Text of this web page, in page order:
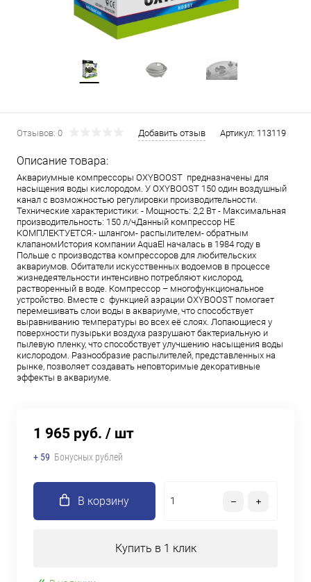
Отзывов: 0 Добавить отзыв Артикул: 113119
Описание товара:
Аквариумные компрессоры OXYBOOST предназначены для
насыщения воды кислородом. У OXYBOOST 150 один воздушный
канал с возможностью регулировки производительности.
Технические характеристики: - Мощность: 2,2 Вт - Максимальная
производительность: 150 л/чДанный компрессор НЕ
КОМПЛЕКТУЕТСЯ:- шлангом- распылителем- обратным
клапаномИстория компании AquaEl началась в 1984 году в
Польше с производства компрессоров для любительских
аквариумов. Обитатели искусственных водоемов в процессе
жизнедеятельности интенсивно потребляют кислород,
растворенный в воде. Компрессор – многофункциональное
устройство. Вместе с функцией аэрации OXYBOOST помогает
перемешивать слои воды в аквариуме, что способствует
выравниванию температуры во всех её слоях. Лопающиеся у
поверхности пузырьки воздуха разрушают бактериальную и
пылевую пленку, что способствует улучшению насыщения воды
кислородом. Разнообразие распылителей, представленных на
рынке, позволяет создавать неповторимые декоративные
эффекты в аквариуме.
1 965 руб. / шт
+ 59 Бонусных рублей
В корзину
Купить в 1 клик